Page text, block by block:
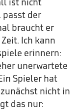
passt der
braucht er
Ich kann
erinnern:
unerwartete
Spieler hat
nicht in
das nur: